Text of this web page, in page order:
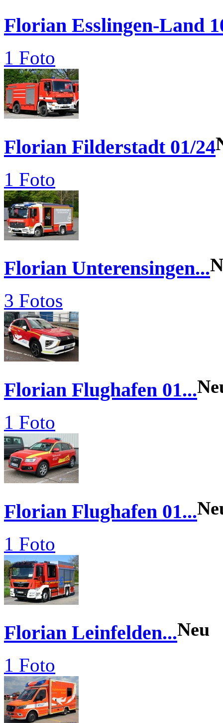
Florian Esslingen-Land
1 Foto
Florian Filderstadt 01/24
1 Foto
Florian Unterensingen...
3 Fotos
Florian Flughafen 01...
1 Foto
Florian Flughafen 01...
1 Foto
Florian Leinfelden...Neu
1 Foto